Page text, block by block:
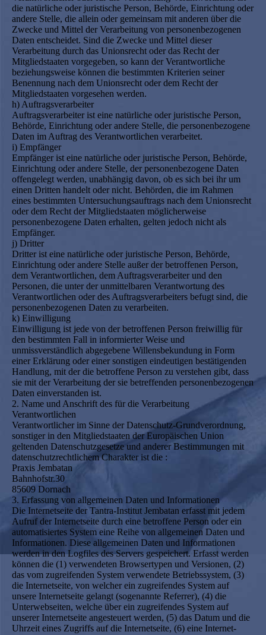
die natürliche oder juristische Person, Behörde, Einrichtung oder
andere Stelle, die allein oder gemeinsam mit anderen über die
Zwecke und Mittel der Verarbeitung von personenbezogenen
Daten entscheidet. Sind die Zwecke und Mittel dieser
Verarbeitung durch das Unionsrecht oder das Recht der
Mitgliedstaaten vorgegeben, so kann der Verantwortliche
beziehungsweise können die bestimmten Kriterien seiner
Benennung nach dem Unionsrecht oder dem Recht der
Mitgliedstaaten vorgesehen werden.
h) Auftragsverarbeiter
Auftragsverarbeiter ist eine natürliche oder juristische Person,
Behörde, Einrichtung oder andere Stelle, die personenbezogene
Daten im Auftrag des Verantwortlichen verarbeitet.
i) Empfänger
Empfänger ist eine natürliche oder juristische Person, Behörde,
Einrichtung oder andere Stelle, der personenbezogene Daten
offengelegt werden, unabhängig davon, ob es sich bei ihr um
einen Dritten handelt oder nicht. Behörden, die im Rahmen
eines bestimmten Untersuchungsauftrags nach dem Unionsrecht
oder dem Recht der Mitgliedstaaten möglicherweise
personenbezogene Daten erhalten, gelten jedoch nicht als
Empfänger.
j) Dritter
Dritter ist eine natürliche oder juristische Person, Behörde,
Einrichtung oder andere Stelle außer der betroffenen Person,
dem Verantwortlichen, dem Auftragsverarbeiter und den
Personen, die unter der unmittelbaren Verantwortung des
Verantwortlichen oder des Auftragsverarbeiters befugt sind, die
personenbezogenen Daten zu verarbeiten.
k) Einwilligung
Einwilligung ist jede von der betroffenen Person freiwillig für
den bestimmten Fall in informierter Weise und
unmissverständlich abgegebene Willensbekundung in Form
einer Erklärung oder einer sonstigen eindeutigen bestätigenden
Handlung, mit der die betroffene Person zu verstehen gibt, dass
sie mit der Verarbeitung der sie betreffenden personenbezogenen
Daten einverstanden ist.
2. Name und Anschrift des für die Verarbeitung
Verantwortlichen
Verantwortlicher im Sinne der Datenschutz-Grundverordnung,
sonstiger in den Mitgliedstaaten der Europäischen Union
geltenden Datenschutzgesetze und anderer Bestimmungen mit
datenschutzrechtlichem Charakter ist die :
Praxis Jembatan
Bahnhofstr.30
85609 Dornach
3. Erfassung von allgemeinen Daten und Informationen
Die Internetseite der Tantra-Institut Jembatan erfasst mit jedem
Aufruf der Internetseite durch eine betroffene Person oder ein
automatisiertes System eine Reihe von allgemeinen Daten und
Informationen. Diese allgemeinen Daten und Informationen
werden in den Logfiles des Servers gespeichert. Erfasst werden
können die (1) verwendeten Browsertypen und Versionen, (2)
das vom zugreifenden System verwendete Betriebssystem, (3)
die Internetseite, von welcher ein zugreifendes System auf
unsere Internetseite gelangt (sogenannte Referrer), (4) die
Unterwebseiten, welche über ein zugreifendes System auf
unserer Internetseite angesteuert werden, (5) das Datum und die
Uhrzeit eines Zugriffs auf die Internetseite, (6) eine Internet-